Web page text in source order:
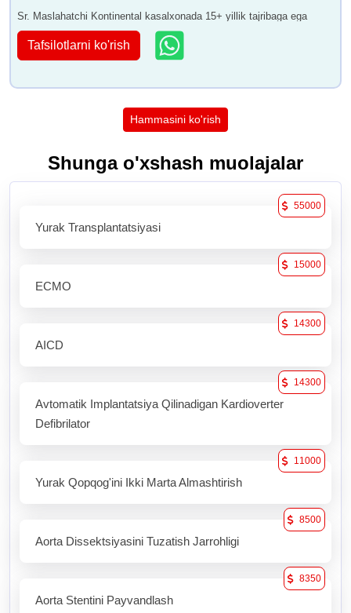
Sr. Maslahatchi Kontinental kasalxonada 15+ yillik tajribaga ega
Tafsilotlarni ko'rish
Hammasini ko'rish
Shunga o'xshash muolajalar
Yurak Transplantatsiyasi
55000
ECMO
15000
AICD
14300
Avtomatik Implantatsiya Qilinadigan Kardioverter
Defibrilator
14300
Yurak Qopqog'ini Ikki Marta Almashtirish
11000
Aorta Dissektsiyasini Tuzatish Jarrohligi
8500
Aorta Stentini Payvandlash
8350